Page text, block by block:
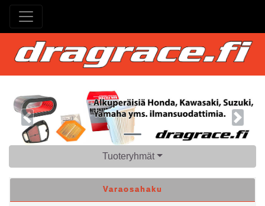
Previous Next
Tuoteryhmät
Varaosahaku